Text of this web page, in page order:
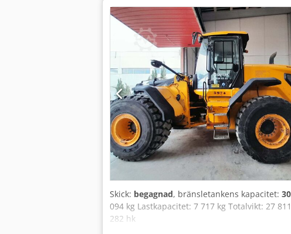
Skick: begagnad, bränsletankens kapacitet:
094 kg Lastkapacitet: 7 717 kg Totalvikt: 27
282 hk